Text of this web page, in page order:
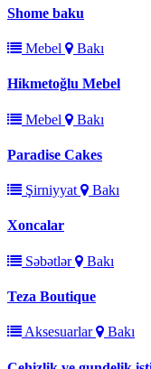
Shome baku
Mebel Bakı
Hikmetoğlu Mebel
Mebel Bakı
Paradise Cakes
Şirniyyat Bakı
Xoncalar
Səbətlər Bakı
Teza Boutique
Aksesuarlar Bakı